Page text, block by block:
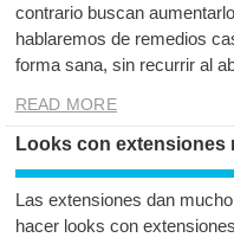
contrario buscan
hablaremos de remedios
forma sana, sin recurrir al
READ MORE
Looks con extensiones
Las extensiones dan
hacer looks con